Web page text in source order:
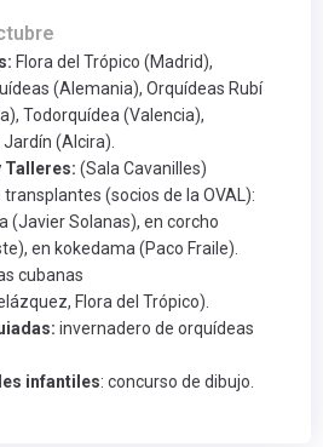
Flora del Trópico (Madrid),
(Alemania), Orquídeas Rubí
Todorquídea (Valencia),
(Alcira).
Talleres: (Sala Cavanilles)
transplantes (socios de la OVAL):
(Javier Solanas), en corcho
en kokedama (Paco Fraile).
cubanas
Flora del Trópico).
invernadero de orquídeas
infantiles: concurso de dibujo.